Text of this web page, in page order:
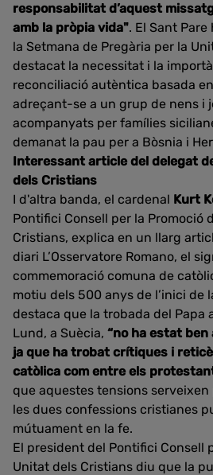
responsabilitat d’aquest
amb la pròpia vida". El Sant
la Setmana de Pregària per la
destacat la necessitat i la
reconciliació autèntica basada en
adreçant-se a un grup de nens i
acompanyats per famílies
demanat la pau per a Bòsnia i
Interessant article del delegat
dels Cristians
I d'altra banda, el cardenal Kurt
Pontifici Consell per la Promoció
Cristians, explica en un llarg
diari L’Osservatore Romano, el
commemoració comuna de
motiu dels 500 anys de l’inici de
destaca que la trobada del Papa
Lund, a Suècia, “no ha estat
ja que ha trobat crítiques i
catòlica com entre els
que aquestes tensions
les dues confessions cristianes
mútuament en la fe.
El president del Pontifici Consell
Unitat dels Cristians diu que la